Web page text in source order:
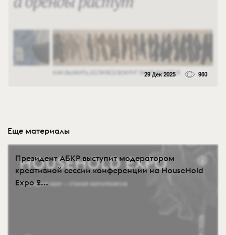
29 Дек 2025 960
Еще материалы
Президент АБКР выступит модератором
креативной сессии конференции на HouseHold
Expo 2...